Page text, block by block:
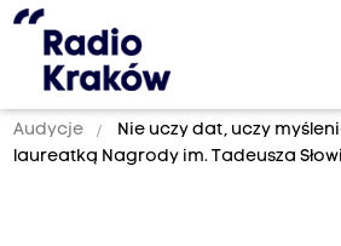
Audycje
Nie uczy dat, uczy
laureatką Nagrody im. Tadeusza